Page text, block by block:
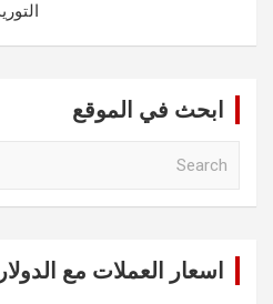
ابحث في الموقع
اسعار العملات مع